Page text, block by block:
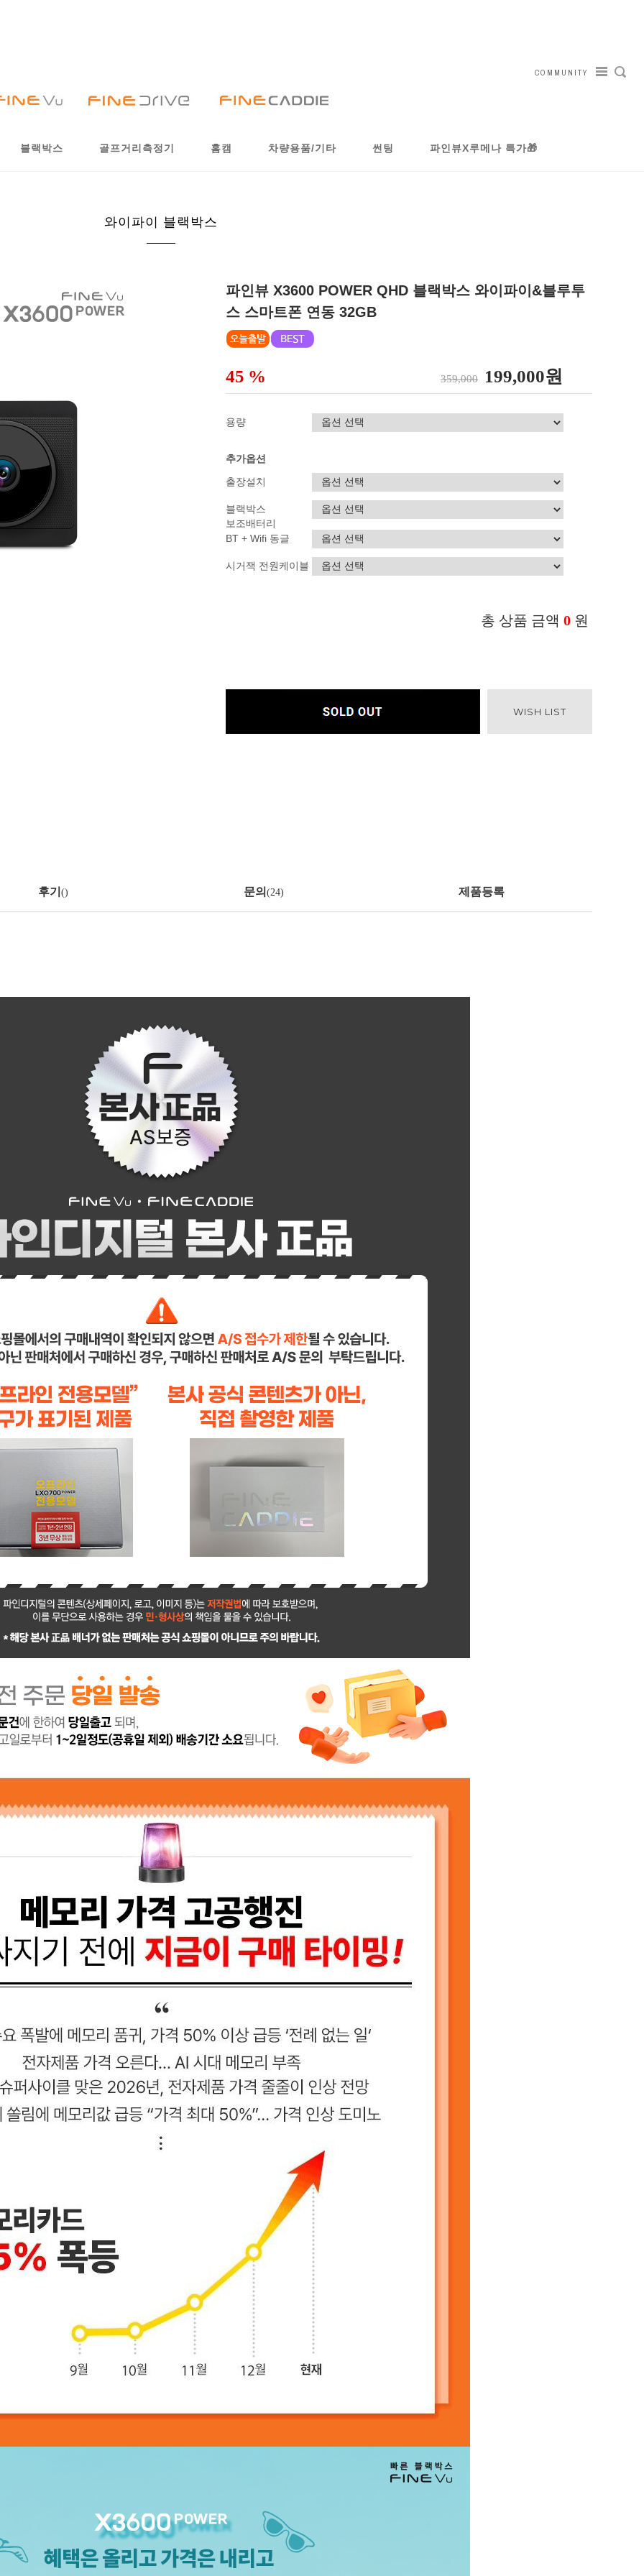
COMMUNITY
블랙박스 골프거리측정기 홈캠 차량용품/기타 썬팅 파인뷰X루메나 특가🎁
와이파이 블랙박스
파인뷰 X3600 POWER QHD 블랙박스 와이파이&블루투
스 스마트폰 연동 32GB
45 % 359,000 199,000원
용량
추가옵션
출장설치
블랙박스
보조배터리
BT + Wifi 동글
시거잭 전원케이블
총 상품 금액 0 원
WISH LIST
후기() 문의 (24) 제품등록